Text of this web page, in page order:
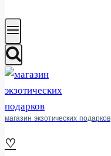
магазин экзотических подарков
♡